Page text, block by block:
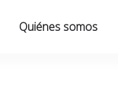
Quiénes somos